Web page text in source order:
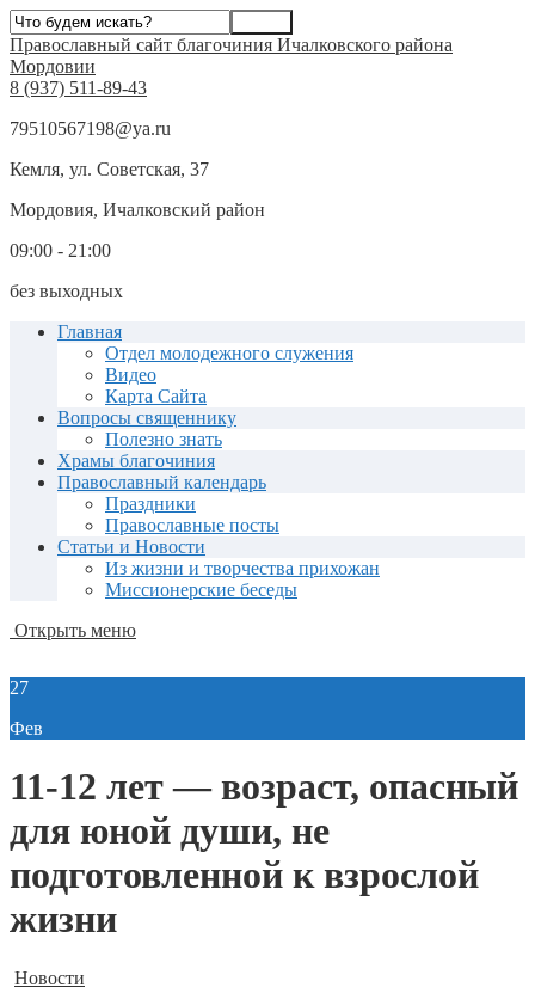
Православный сайт благочиния Ичалковского района
Мордовии
8 (937) 511-89-43
79510567198@ya.ru
Кемля, ул. Советская, 37
Мордовия, Ичалковский район
09:00 - 21:00
без выходных
Главная
Отдел молодежного служения
Видео
Карта Сайта
Вопросы священнику
Полезно знать
Храмы благочиния
Православный календарь
Праздники
Православные посты
Статьи и Новости
Из жизни и творчества прихожан
Миссионерские беседы
Открыть меню
27
Фев
11-12 лет — возраст, опасный
для юной души, не
подготовленной к взрослой
жизни
Новости